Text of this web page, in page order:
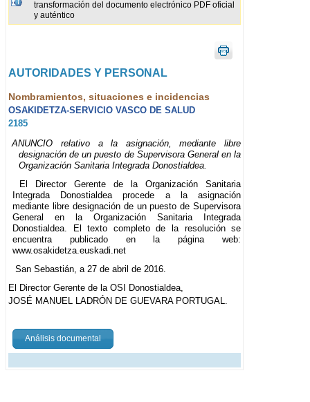
transformación del documento electrónico PDF oficial
y auténtico
AUTORIDADES Y PERSONAL
Nombramientos, situaciones e incidencias
OSAKIDETZA-SERVICIO VASCO DE SALUD
2185
ANUNCIO relativo a la asignación, mediante libre
designación de un puesto de Supervisora General en la
Organización Sanitaria Integrada Donostialdea.
El Director Gerente de la Organización Sanitaria
Integrada Donostialdea procede a la asignación
mediante libre designación de un puesto de Supervisora
General en la Organización Sanitaria Integrada
Donostialdea. El texto completo de la resolución se
encuentra publicado en la página web:
www.osakidetza.euskadi.net
San Sebastián, a 27 de abril de 2016.
El Director Gerente de la OSI Donostialdea,
JOSÉ MANUEL LADRÓN DE GUEVARA PORTUGAL.
Análisis documental